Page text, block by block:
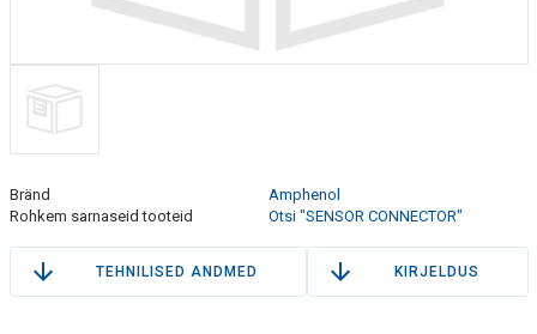
Bränd
Amphenol
Rohkem sarnaseid tooteid
Otsi "SENSOR CONNECTOR"
TEHNILISED ANDMED KIRJELDUS